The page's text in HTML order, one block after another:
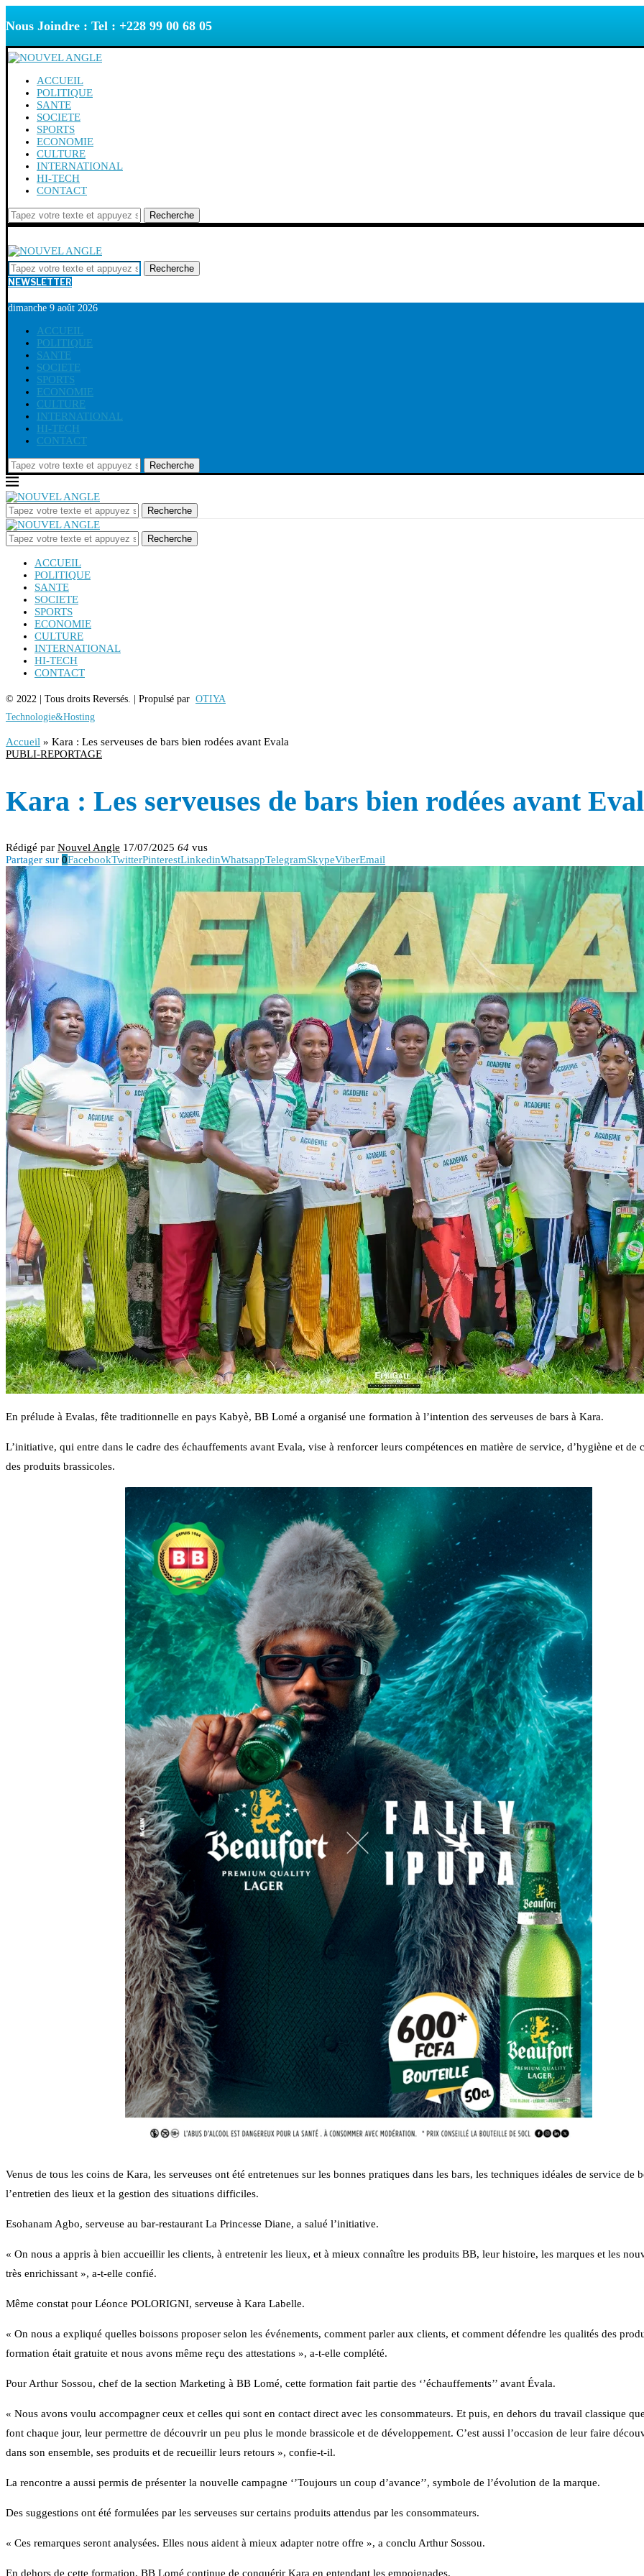
Nous Joindre : Tel : +228 99 00 68 05
ACCUEIL
POLITIQUE
SANTE
SOCIETE
SPORTS
ECONOMIE
CULTURE
INTERNATIONAL
HI-TECH
CONTACT
Recherche
Recherche
NEWSLETTER
dimanche 9 août 2026
ACCUEIL
POLITIQUE
SANTE
SOCIETE
SPORTS
ECONOMIE
CULTURE
INTERNATIONAL
HI-TECH
CONTACT
Recherche
Recherche
Recherche
ACCUEIL
POLITIQUE
SANTE
SOCIETE
SPORTS
ECONOMIE
CULTURE
INTERNATIONAL
HI-TECH
CONTACT
© 2022 | Tous droits Reversés. | Propulsé par OTIYA
Technologie&Hosting
Accueil » Kara : Les serveuses de bars bien rodées avant Evala
PUBLI-REPORTAGE
Kara : Les serveuses de bars bien rodées avant
Rédigé par Nouvel Angle 17/07/2025 64 vus
Partager sur 0FacebookTwitterPinterestLinkedinWhatsappTelegramSkypeViberEmail
En prélude à Evalas, fête traditionnelle en pays Kabyè, BB Lomé a organisé une formation à l’intention des serveuses de bars à Kara.
L’initiative, qui entre dans le cadre des échauffements avant Evala, vise à renforcer leurs compétences en matière de service, d’hygiène et de
des produits brassicoles.
Venus de tous les coins de Kara, les serveuses ont été entretenues sur les bonnes pratiques dans les bars, les techniques idéales de service de
l’entretien des lieux et la gestion des situations difficiles.
Esohanam Agbo, serveuse au bar-restaurant La Princesse Diane, a salué l’initiative.
« On nous a appris à bien accueillir les clients, à entretenir les lieux, et à mieux connaître les produits BB, leur histoire, les marques et les
très enrichissant », a-t-elle confié.
Même constat pour Léonce POLORIGNI, serveuse à Kara Labelle.
« On nous a expliqué quelles boissons proposer selon les événements, comment parler aux clients, et comment défendre les qualités des
formation était gratuite et nous avons même reçu des attestations », a-t-elle complété.
Pour Arthur Sossou, chef de la section Marketing à BB Lomé, cette formation fait partie des ‘’échauffements’’ avant Évala.
« Nous avons voulu accompagner ceux et celles qui sont en contact direct avec les consommateurs. Et puis, en dehors du travail classique
font chaque jour, leur permettre de découvrir un peu plus le monde brassicole et de développement. C’est aussi l’occasion de leur faire
dans son ensemble, ses produits et de recueillir leurs retours », confie-t-il.
La rencontre a aussi permis de présenter la nouvelle campagne ‘’Toujours un coup d’avance’’, symbole de l’évolution de la marque.
Des suggestions ont été formulées par les serveuses sur certains produits attendus par les consommateurs.
« Ces remarques seront analysées. Elles nous aident à mieux adapter notre offre », a conclu Arthur Sossou.
En dehors de cette formation, BB Lomé continue de conquérir Kara en entendant les empoignades.